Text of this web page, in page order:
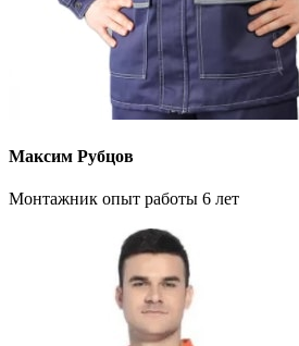
Максим Рубцов
Монтажник опыт работы 6 лет